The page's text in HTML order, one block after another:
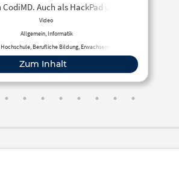
Informatik.
Radio/TV
Informatik
Berufliche Bildung, Fortbildung,
Fernunterricht
Zum Inhalt
Auch als HackPad unter:
bit.ly/2wO9VTM verfügbar.
Video
Allgemein, Informatik
Berufliche Bildung, Erwachsenenbildung,
Fortbildung, Sekundarstufe I
Zum Inhalt